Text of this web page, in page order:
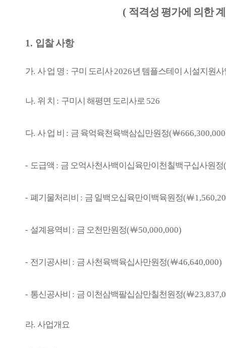
( 적격성 평가에 의한
1. 입찰 사항
가. 사 업 명 : 구미 도리사2026년 템플스테이 시설지원
나. 위 치 : 구미시 해평면 도리사로 526
다. 사 업 비 : 금 육억육천육백삼십만원정(￦
- 도급액 : 금 오억사천사백이십육만이천칠백구십사원정(
- 폐기물처리비 : 금 일백오십육만이백육원정(￦
- 설계용역비 : 금 오천만원정(￦50,000,000)
- 전기공사비 : 금 사천육백육십사만원정(￦46,640,000)
- 통신공사비 : 금 이천삼백팔십삼만칠천원정(￦
라. 사업개요